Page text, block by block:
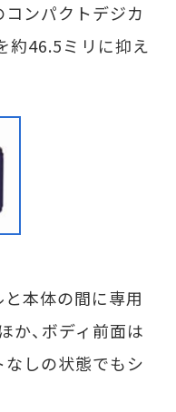
ンパクトデジカ
約46.5ミリに抑え
本体の間に専用
、ボディ前面は
しの状態でもシ